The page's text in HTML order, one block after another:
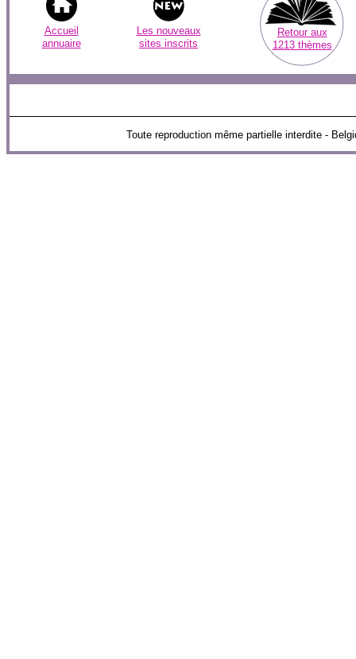
Accueil
annuaire
Les nouveaux
sites inscrits
Retour aux
1213 thèmes
Toute reproduction même partielle interdite -